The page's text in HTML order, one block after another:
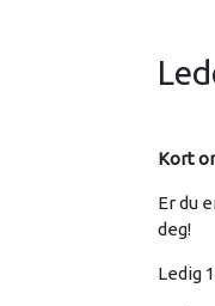
Kort
Er du
deg!
Ledig